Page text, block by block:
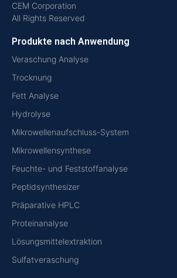
CEM Corporation
All Rights Reserved
Produkte nach Anwendung
Veraschung Analyse
Trocknung
Fett Analyse
Hydrolyse
Mikrowellenaufschluss-System
Mikrowellensynthese
Feuchte- und Feststoffanalyse
Peptidsynthesizer
Präparative HPLC
Proteinanalyse
Lösungsmittelextraktion
Sulfatveraschung